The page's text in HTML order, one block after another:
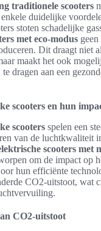
traditionele scooters
duidelijke
stoten schadelijke
met eco-modus
Dit draagt niet
maakt het ook
dragen aan een
scooters en hun
scooters spelen een
van de luchtkwaliteit
scooters met
om de impact op
hun efficiënte
CO2-uitstoot, wat
CO2-uitstoot